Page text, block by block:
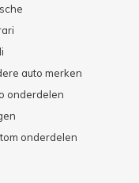
auto merken
onderdelen
onderdelen